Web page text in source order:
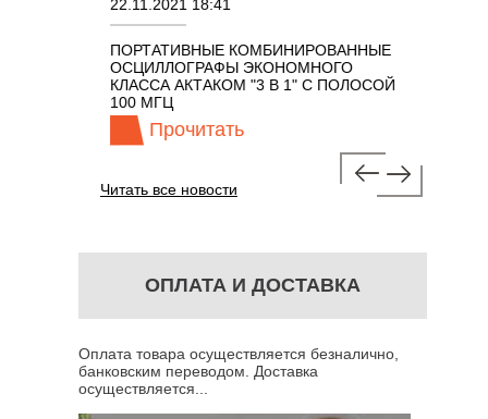
22.11.2021 18:41
ПОРТАТИВНЫЕ КОМБИНИРОВАННЫЕ
ОСЦИЛЛОГРАФЫ ЭКОНОМНОГО
КЛАССА АКТАКОМ "3 В 1" С ПОЛОСОЙ
100 МГЦ
Прочитать
Читать все новости
ОПЛАТА И ДОСТАВКА
Оплата товара осуществляется безналично,
банковским переводом. Доставка
осуществляется...